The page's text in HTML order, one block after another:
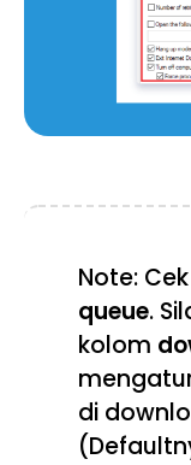
Note:
queue.
kolom
di